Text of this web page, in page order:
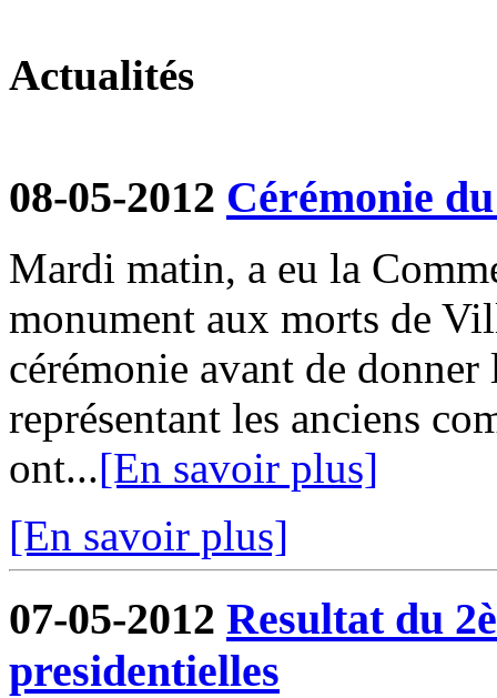
Actualités
08-05-2012 Cérémonie
Mardi matin, a eu la
monument aux morts de
cérémonie avant de
représentant les anciens
ont...[En savoir plus]
[En savoir plus]
07-05-2012 Resultat du
presidentielles